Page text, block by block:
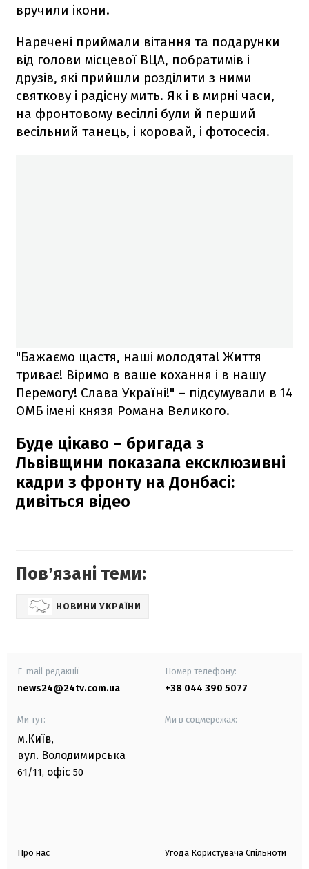
вручили ікони.
Наречені приймали вітання та подарунки
від голови місцевої ВЦА, побратимів і
друзів, які прийшли розділити з ними
святкову і радісну мить. Як і в мирні часи,
на фронтовому весіллі були й перший
весільний танець, і коровай, і фотосесія.
"Бажаємо щастя, наші молодята! Життя
триває! Віримо в ваше кохання і в нашу
Перемогу! Слава Україні!" – підсумували в 14
ОМБ імені князя Романа Великого.
Буде цікаво – бригада з
Львівщини показала ексклюзивні
кадри з фронту на Донбасі:
дивіться відео
Повʼязані теми:
НОВИНИ УКРАЇНИ
E-mail редакції
news24@24tv.com.ua
Номер телефону:
+38 044 390 5077
Ми тут:
м.Київ,
вул. Володимирська
61/11, офіс 50
Ми в соцмережах:
Про нас Угода Користувача Спільноти